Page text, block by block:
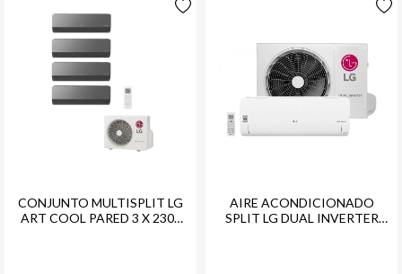
CONJUNTO MULTISPLIT LG
ART COOL PARED 3 X 2300
AIRE ACONDICIONADO
SPLIT LG DUAL INVERTER